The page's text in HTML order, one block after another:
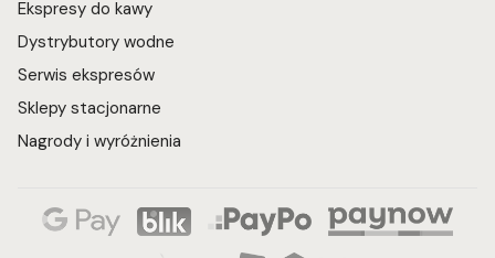
Ekspresy do kawy
Dystrybutory wodne
Serwis ekspresów
Sklepy stacjonarne
Nagrody i wyróżnienia